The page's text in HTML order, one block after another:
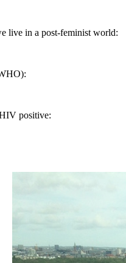
live in a post-feminist world:
positive: